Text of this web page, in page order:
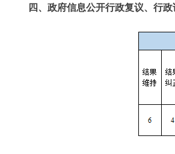
四、政府信息公开行政复议、行政